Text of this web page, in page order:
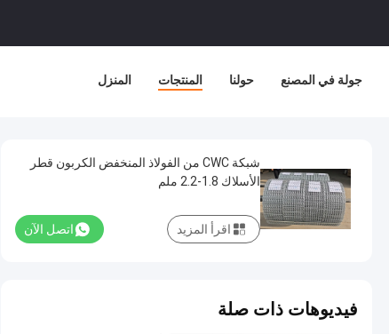
المنزل المنتجات حولنا جولة في المصنع
شبكة CWC من الفولاذ المنخفض الكربون قطر
الأسلاك 1.8-2.2 ملم
اتصل الآن اقرأ المزيد
فيديوهات ذات صلة